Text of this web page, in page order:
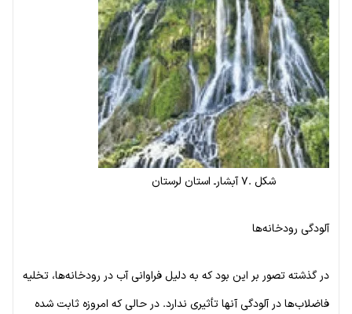
شکل .۷ آبشارـ استان لرستان
آلودگی رودخانه‌ها
در گذشته تصور بر این بود که به دلیل فراوانی آب در رودخانه‌ها، تخلیه
فاضلاب‌ها در آلودگی آنها تأثیری ندارد. در حالی که امروزه ثابت شده